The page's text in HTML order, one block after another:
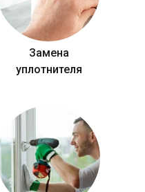
Замена
уплотнителя